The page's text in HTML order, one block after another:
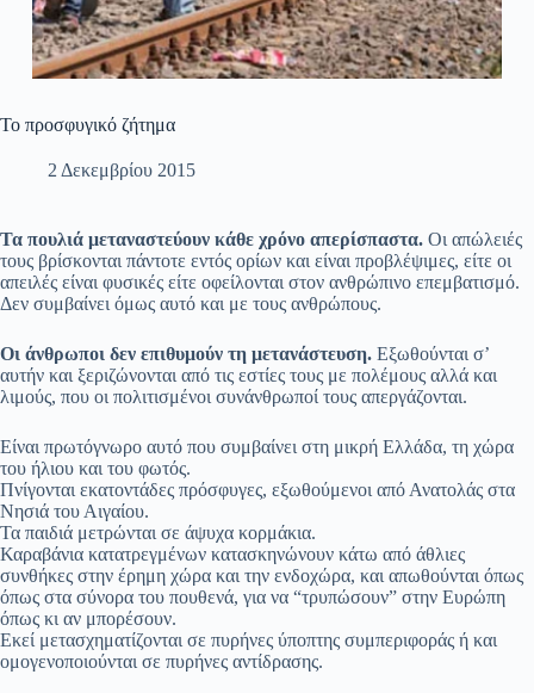
Το προσφυγικό ζήτημα
2 Δεκεμβρίου 2015
Τα πουλιά μεταναστεύουν κάθε χρόνο απερίσπαστα. Οι απώλειές
τους βρίσκονται πάντοτε εντός ορίων και είναι προβλέψιμες, είτε οι
απειλές είναι φυσικές είτε οφείλονται στον ανθρώπινο επεμβατισμό.
Δεν συμβαίνει όμως αυτό και με τους ανθρώπους.
Οι άνθρωποι δεν επιθυμούν τη μετανάστευση. Εξωθούνται σ’
αυτήν και ξεριζώνονται από τις εστίες τους με πολέμους αλλά και
λιμούς, που οι πολιτισμένοι συνάνθρωποί τους απεργάζονται.
Είναι πρωτόγνωρο αυτό που συμβαίνει στη μικρή Ελλάδα, τη χώρα
του ήλιου και του φωτός.
Πνίγονται εκατοντάδες πρόσφυγες, εξωθούμενοι από Ανατολάς στα
Νησιά του Αιγαίου.
Τα παιδιά μετρώνται σε άψυχα κορμάκια.
Καραβάνια κατατρεγμένων κατασκηνώνουν κάτω από άθλιες
συνθήκες στην έρημη χώρα και την ενδοχώρα, και απωθούνται όπως
όπως στα σύνορα του πουθενά, για να “τρυπώσουν” στην Ευρώπη
όπως κι αν μπορέσουν.
Εκεί μετασχηματίζονται σε πυρήνες ύποπτης συμπεριφοράς ή και
ομογενοποιούνται σε πυρήνες αντίδρασης.